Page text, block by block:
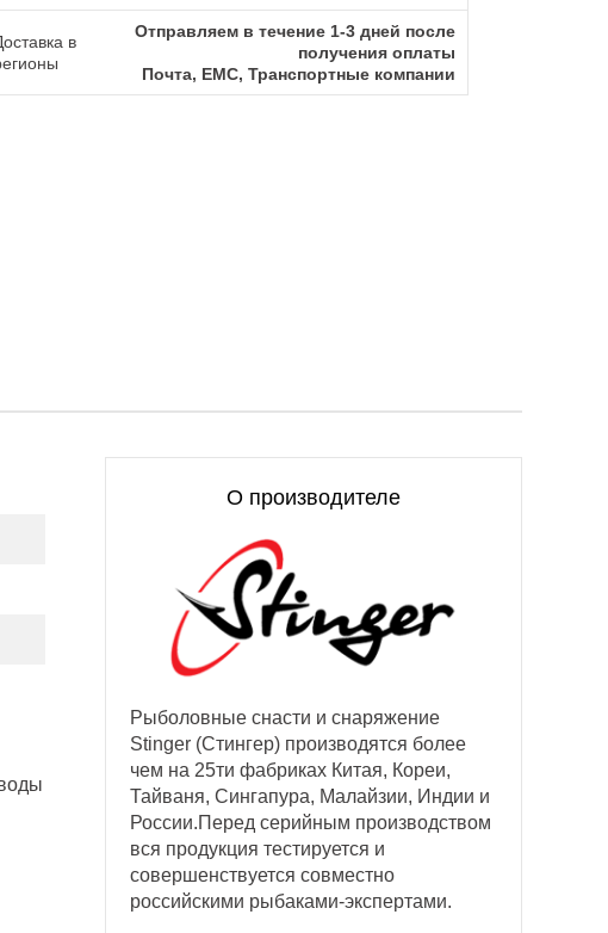
в
Отправляем в течение 1-3 дней после
получения оплаты
Почта, ЕМС, Транспортные компании
О производителе
Рыболовные снасти и снаряжение
Stinger (Стингер) производятся более
чем на 25ти фабриках Китая, Кореи,
Тайваня, Сингапура, Малайзии, Индии и
России.Перед серийным производством
вся продукция тестируется и
совершенствуется совместно
российскими рыбаками-экспертами.